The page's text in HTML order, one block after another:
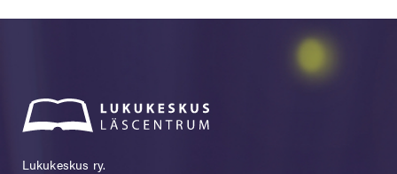
Lukukeskus ry.